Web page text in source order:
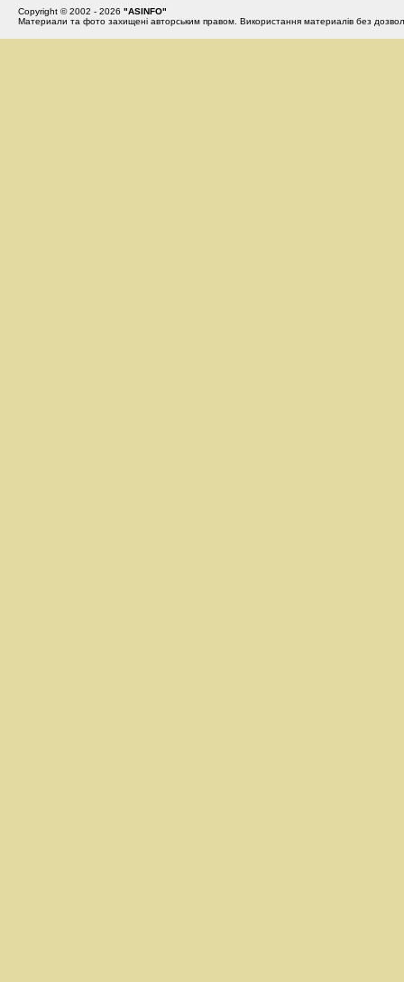
Copyright © 2002 - 2026 "ASINFO"
Материали та фото захищені авторським правом. Використання материалів без